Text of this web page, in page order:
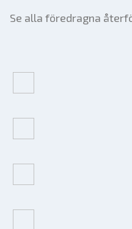
Se alla föredragna